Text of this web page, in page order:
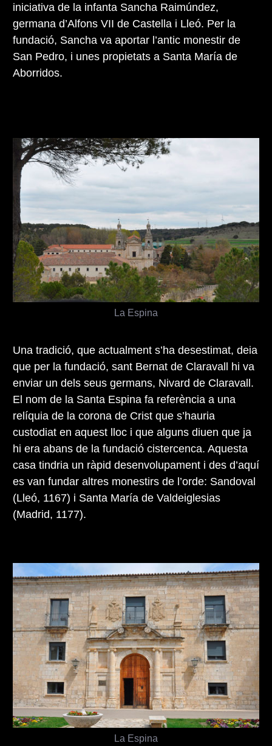
iniciativa de la infanta Sancha Raimúndez,
germana d’Alfons VII de Castella i Lleó. Per la
fundació, Sancha va aportar l’antic monestir de
San Pedro, i unes propietats a Santa María de
Aborridos.
La Espina
Una tradició, que actualment s’ha desestimat, deia
que per la fundació, sant Bernat de Claravall hi va
enviar un dels seus germans, Nivard de Claravall.
El nom de la Santa Espina fa referència a una
relíquia de la corona de Crist que s’hauria
custodiat en aquest lloc i que alguns diuen que ja
hi era abans de la fundació cistercenca. Aquesta
casa tindria un ràpid desenvolupament i des d’aquí
es van fundar altres monestirs de l’orde: Sandoval
(Lleó, 1167) i Santa María de Valdeiglesias
(Madrid, 1177).
La Espina